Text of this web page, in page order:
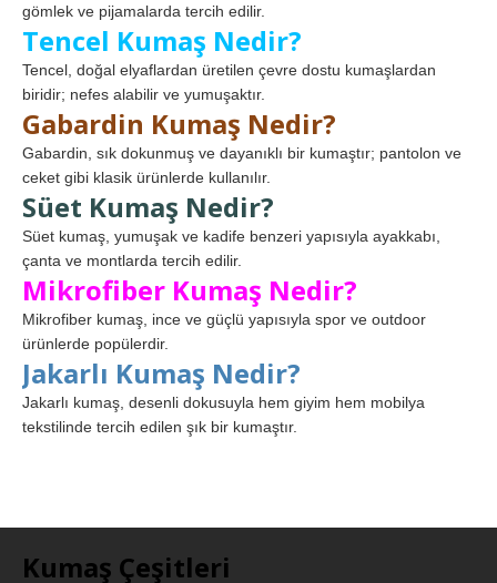
gömlek ve pijamalarda tercih edilir.
Tencel Kumaş Nedir?
Tencel, doğal elyaflardan üretilen çevre dostu kumaşlardan
biridir; nefes alabilir ve yumuşaktır.
Gabardin Kumaş Nedir?
Gabardin, sık dokunmuş ve dayanıklı bir kumaştır; pantolon ve
ceket gibi klasik ürünlerde kullanılır.
Süet Kumaş Nedir?
Süet kumaş, yumuşak ve kadife benzeri yapısıyla ayakkabı,
çanta ve montlarda tercih edilir.
Mikrofiber Kumaş Nedir?
Mikrofiber kumaş, ince ve güçlü yapısıyla spor ve outdoor
ürünlerde popülerdir.
Jakarlı Kumaş Nedir?
Jakarlı kumaş, desenli dokusuyla hem giyim hem mobilya
tekstilinde tercih edilen şık bir kumaştır.
Kumaş Çeşitleri